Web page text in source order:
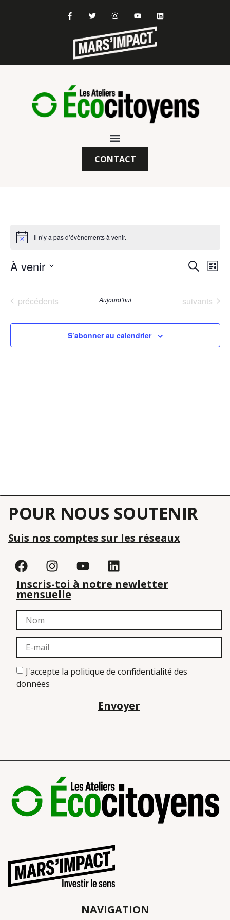
CONTACT
Notice Il n’y a pas d’évènements à venir.
ET
DE
VUES
Recherche
de
Liste
À venir
une
Évènements
précédents Aujourd’hui Évènements
suivants
S’abonner au calendrier
POUR NOUS SOUTENIR
Suis nos comptes sur les réseaux
Inscris-toi à notre newletter
mensuelle
J'accepte la politique de confidentialité des
données
Envoyer
NAVIGATION